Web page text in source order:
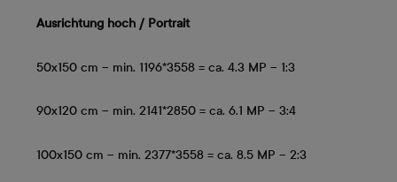
Ausrichtung hoch / Portrait
50x150 cm – min. 1196*3558 = ca. 4.3 MP – 1:3
90x120 cm – min. 2141*2850 = ca. 6.1 MP – 3:4
100x150 cm – min. 2377*3558 = ca. 8.5 MP – 2:3